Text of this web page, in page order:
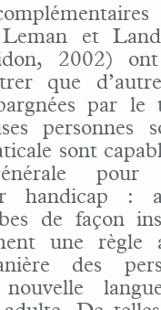
et
2002) ont
que
par
personnes
sont
pour
handicap :
de façon
une règle
des